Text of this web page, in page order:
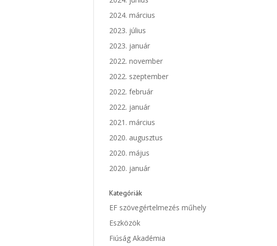
2024. március
2023. július
2023. január
2022. november
2022. szeptember
2022. február
2022. január
2021. március
2020. augusztus
2020. május
2020. január
Kategóriák
EF szövegértelmezés műhely
Eszközök
Fiúság Akadémia